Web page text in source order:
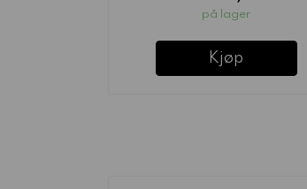
på lager
Kjøp